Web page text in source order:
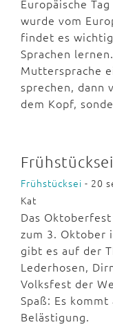
Europäische
wurde vom
findet es
Sprachen
Muttersprache
sprechen, dann
dem Kopf,
Frühstücksei - 20
Kat
Das
zum 3. Oktober
gibt es auf der
Lederhosen,
Volksfest der
Spaß: Es
Belästigung.